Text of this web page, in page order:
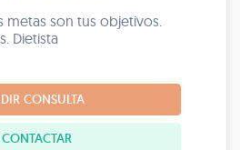
metas son tus objetivos.
Dietista
CONSULTA
CONTACTAR